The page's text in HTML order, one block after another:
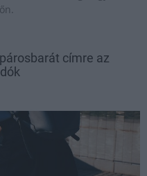
címre az